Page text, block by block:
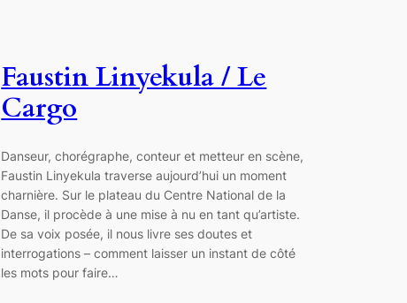
Faustin Linyekula / Le
Cargo
Danseur, chorégraphe, conteur et metteur en scène,
Faustin Linyekula traverse aujourd’hui un moment
charnière. Sur le plateau du Centre National de la
Danse, il procède à une mise à nu en tant qu’artiste.
De sa voix posée, il nous livre ses doutes et
interrogations – comment laisser un instant de côté
les mots pour faire…